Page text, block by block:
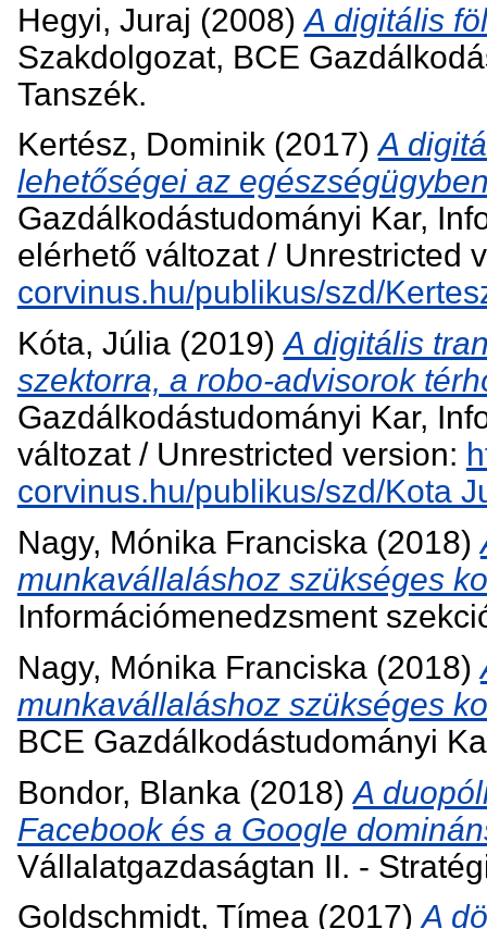
Hegyi, Juraj (2008)A digitális
Szakdolgozat, BCE
Tanszék.
Kertész, Dominik(2017)A
lehetőségei az
Gazdálkodástudományi Kar,
elérhető változat / Unrestricted
corvinus.hu/publikus/szd/
Kóta, Júlia(2019)A digitális
szektorra, a robo-advisorok
Gazdálkodástudományi Kar,
változat / Unrestricted version:
corvinus.hu/publikus/szd/Kota
Nagy, Mónika Franciska(2018)
munkavállaláshoz szükséges
Információmenedzsment
Nagy, Mónika Franciska(2018)
munkavállaláshoz szükséges
BCE Gazdálkodástudományi
Bondor, Blanka (2018) A
Facebook és a Google
Vállalatgazdaságtan II. -
Goldschmidt, Tímea(2017)A